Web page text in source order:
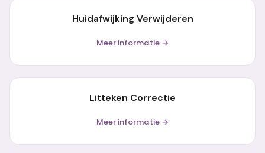
Huidafwijking Verwijderen
Meer informatie →
Litteken Correctie
Meer informatie →